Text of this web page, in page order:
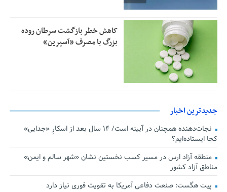
کاهش خطر بازگشت سرطان روده
بزرگ با مصرف «آسپرین»
جدیدترین اخبار
نجات‌دهنده‌ همچنان در آیینه است/ ۱۴ سال بعد از اسکارِ «جدایی»
کجا ایستاده‌ایم؟
منطقه آزاد ارس در مسیر کسب نخستین نشان «شهر سالم و ایمن»
مناطق آزاد کشور
پیت هگست: صنعت دفاعی آمریکا به تقویت فوری نیاز دارد